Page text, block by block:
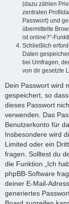
(dazu zählen
zentralen
Passwort) und
übermittelte
ist online?“-
Schließlich
Daten
bei Umfragen,
von dir gesetzte
Dein Passwort wird
gespeichert, so
dieses Passwort
verwenden. Das
Benutzerkonto für
Insbesondere wird
Limited oder ein
fragen. Solltest du
die Funktion „Ich
phpBB-Software
deiner E-Mail-
generiertes